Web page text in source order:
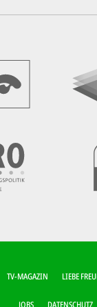
TV-MAGAZIN LIEBE
JOBS DATENSCHUTZ